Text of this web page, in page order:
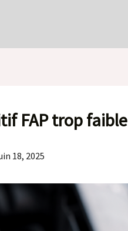
FAP trop faible
18, 2025